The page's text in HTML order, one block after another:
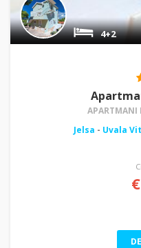
4+2
APARTMANI
Jelsa - Uvala
€